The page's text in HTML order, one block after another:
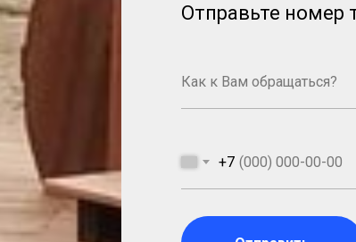
Отправьте номер
+7